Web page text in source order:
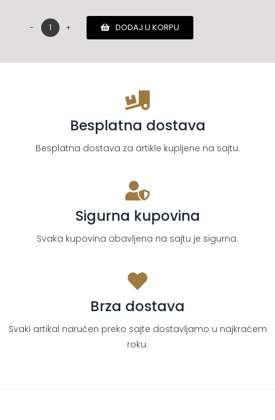
Moncler
DODAJ U KORPU
Besplatna dostava
Besplatna dostava za artikle kupljene na sajtu.
Sigurna kupovina
Svaka kupovina obavljena na sajtu je sigurna.
Brza dostava
Svaki artikal naručen preko sajte dostavljamo u najkraćem
roku.